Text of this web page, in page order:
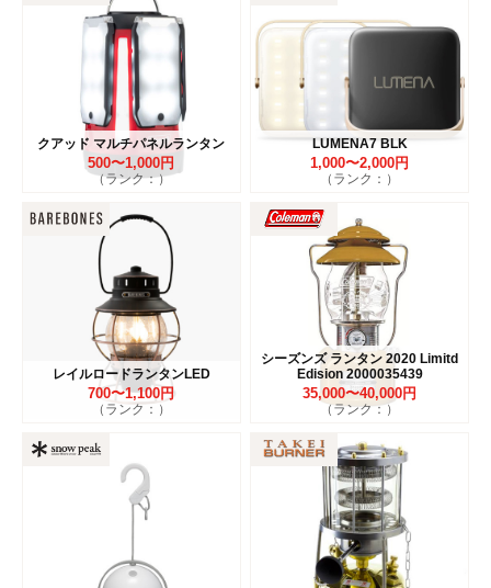
クアッド マルチパネルランタン
500〜1,000円
（ランク：）
LUMENA7 BLK
1,000〜2,000円
（ランク：）
レイルロードランタンLED
700〜1,100円
（ランク：）
シーズンズ ランタン 2020 Limitd
Edision 2000035439
35,000〜40,000円
（ランク：）